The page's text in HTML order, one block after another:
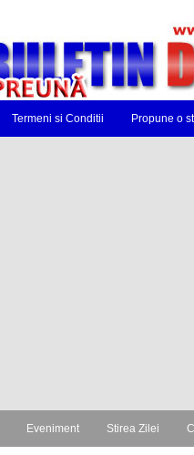
Termeni si Conditii Propune o
Eveniment Stirea Zilei